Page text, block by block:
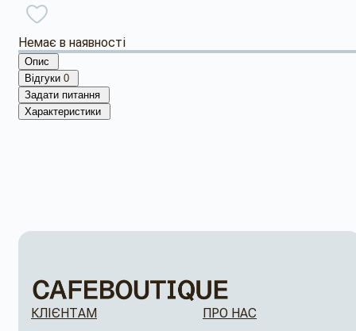
Немає в наявності
Опис
Відгуки 0
Задати питання
Характеристики
КЛІЄНТАМ ПРО НАС